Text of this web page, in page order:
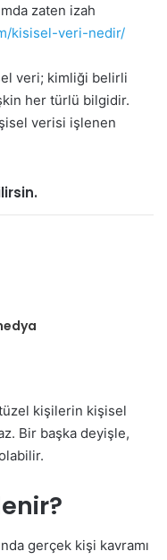
zaten izah
kisisel-veri-nedir/
veri; kimliği belirli
her türlü bilgidir.
verisi işlenen
tüzel kişilerin kişisel
Bir başka deyişle,
gerçek kişi kavramı